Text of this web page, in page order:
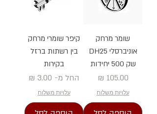
שומר מרחק
אוניברסלי DH25
שק 500 יחידות
מחיר
עלויות משלוח
קיפר שומרי מרחק
בין רשתות ברזל
בקירות
החל מ-
מחיר מבצע
עלויות משלוח